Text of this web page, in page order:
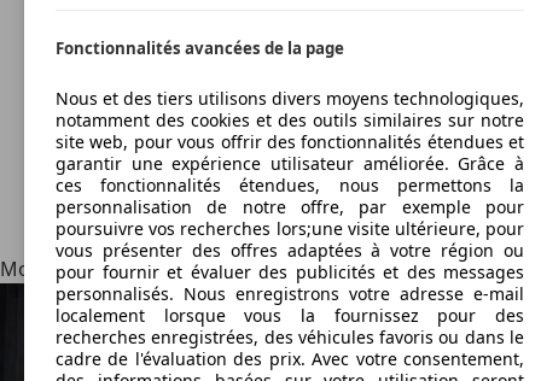
Modèles alternatifs
Fonctionnalités avancées de la page
Nous et des tiers utilisons divers moyens technologiques,
notamment des cookies et des outils similaires sur notre
site web, pour vous offrir des fonctionnalités étendues et
garantir une expérience utilisateur améliorée. Grâce à
ces fonctionnalités étendues, nous permettons la
personnalisation de notre offre, par exemple pour
poursuivre vos recherches lors;une visite ultérieure, pour
vous présenter des offres adaptées à votre région ou
pour fournir et évaluer des publicités et des messages
personnalisés. Nous enregistrons votre adresse e-mail
localement lorsque vous la fournissez pour des
recherches enregistrées, des véhicules favoris ou dans le
cadre de l'évaluation des prix. Avec votre consentement,